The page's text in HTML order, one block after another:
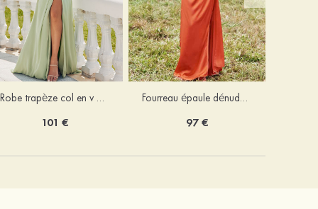
Robe trapèze col en v mousseline ras du sol robe de demoiselle d'honneur
101 €
Fourreau épaule dénudée satin extensible ras du sol robe de demoiselle d'honneur
97 €